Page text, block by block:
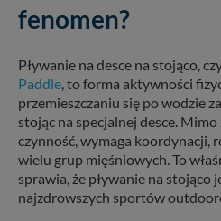
fenomen?
Pływanie na desce na stojąco,
Paddle, to forma aktywności
przemieszczaniu się po wodzie
stojąc na specjalnej desce.
czynność, wymaga koordynacji,
wielu grup mięśniowych. To
sprawia, że pływanie na stojąco
najzdrowszych sportów